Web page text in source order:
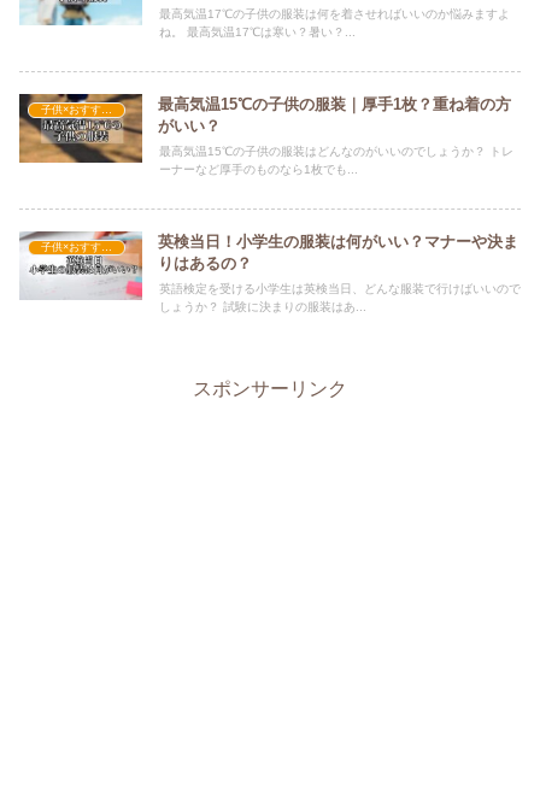
最高気温17℃の子供の服装は何を着させればいいのか悩みますよ
ね。 最高気温17℃は寒い？暑い？...
最高気温15℃の子供の服装｜厚手1枚？重ね着の方
がいい？
最高気温15℃の子供の服装はどんなのがいいのでしょうか？ トレ
ーナーなど厚手のものなら1枚でも...
英検当日！小学生の服装は何がいい？マナーや決ま
りはあるの？
英語検定を受ける小学生は英検当日、どんな服装で行けばいいので
しょうか？ 試験に決まりの服装はあ...
スポンサーリンク